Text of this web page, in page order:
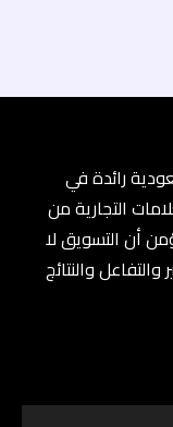
رائدة في
التجارية من
أن التسويق لا
والنتائج